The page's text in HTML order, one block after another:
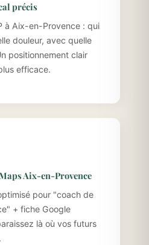
précis
à Aix-en-Provence : qui
douleur, avec quelle
positionnement clair
efficace.
Aix-en-Provence
pour "coach de
+ fiche Google
là où vos futurs